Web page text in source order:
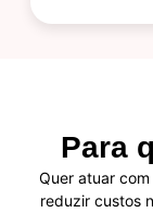
Para
Quer atuar
reduzir custos